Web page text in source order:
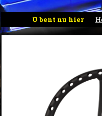
U bent nu hier